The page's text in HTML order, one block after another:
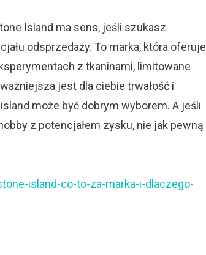
Island ma sens, jeśli szukasz
odsprzedaży. To marka, która oferuje
z tkaninami, limitowane
jest dla ciebie trwałość i
może być dobrym wyborem. A jeśli
z potencjałem zysku, nie jak pewną
island-co-to-za-marka-i-dlaczego-